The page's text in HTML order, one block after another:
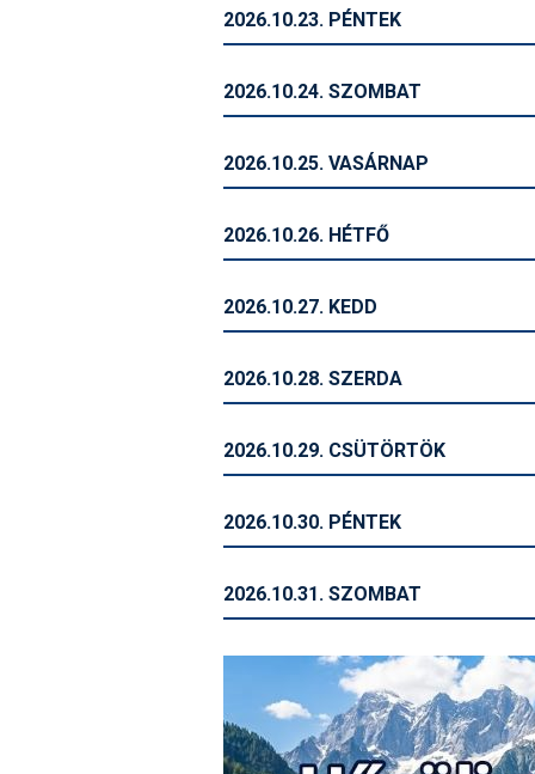
2026.10.23. PÉNTEK
2026.10.24. SZOMBAT
2026.10.25. VASÁRNAP
2026.10.26. HÉTFŐ
2026.10.27. KEDD
2026.10.28. SZERDA
2026.10.29. CSÜTÖRTÖK
2026.10.30. PÉNTEK
2026.10.31. SZOMBAT